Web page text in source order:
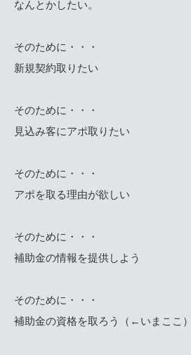
なんとかしたい。
そのために・・・
新規契約取りたい
そのために・・・
見込み客にアポ取りたい
そのために・・・
アポを取る理由が欲しい
そのために・・・
補助金の情報を提供しよう
そのために・・・
補助金の資格を取ろう（←いまここ）